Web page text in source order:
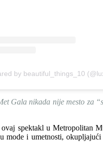
by beautiful_things_10
Gala nikada nije mesto za
ovaj spektakl u Metropolitan
mode i umetnosti,